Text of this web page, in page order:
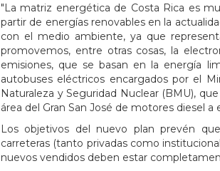
"La matriz energética de Costa Rica es
partir de energías renovables en la
con el medio ambiente, ya que
promovemos, entre otras cosas, la
emisiones, que se basan en la energía
autobuses eléctricos encargados por el
Naturaleza y Seguridad Nuclear (BMU),
área del Gran San José de motores diesel a
Los objetivos del nuevo plan prevén
carreteras (tanto privadas como
nuevos vendidos deben estar